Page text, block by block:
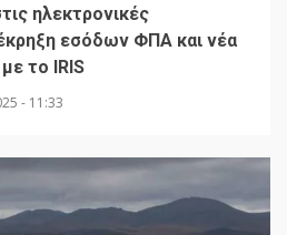
ηλεκτρονικές
εσόδων ΦΠΑ και νέα
το IRIS
- 11:33